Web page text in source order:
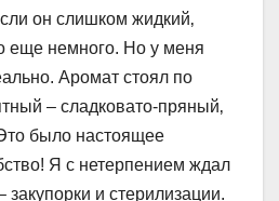
он слишком жидкий‚
еще немного. Но у меня
Аромат стоял по
– сладковато-пряный‚
было настоящее
Я с нетерпением ждал
и стерилизации.